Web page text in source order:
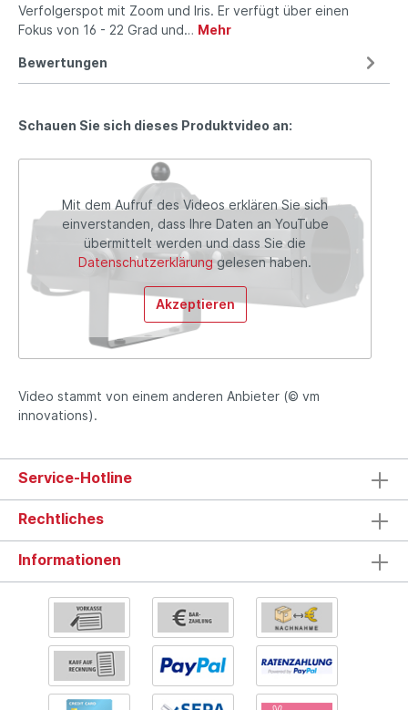
Verfolgerspot mit Zoom und Iris. Er verfügt über einen
Fokus von 16 - 22 Grad und… Mehr
Bewertungen
Schauen Sie sich dieses Produktvideo an:
Mit dem Aufruf des Videos erklären Sie sich
einverstanden, dass Ihre Daten an YouTube
übermittelt werden und dass Sie die
Datenschutzerklärunggelesen haben.
Akzeptieren
Video stammt von einem anderen Anbieter (© vm
innovations).
Service-Hotline
Rechtliches
Informationen